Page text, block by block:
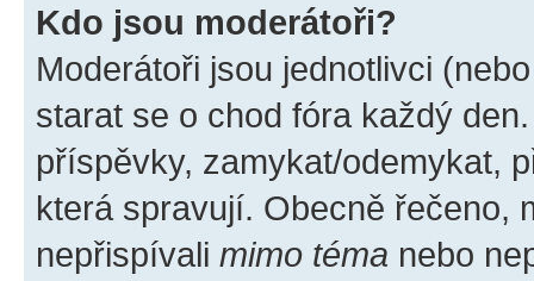
Kdo jsou moderátoři?
Moderátoři jsou jednotlivci
starat se o chod fóra každý
příspěvky, zamykat/odemykat,
která spravují. Obecně řečeno,
nepřispívali mimo téma nebo